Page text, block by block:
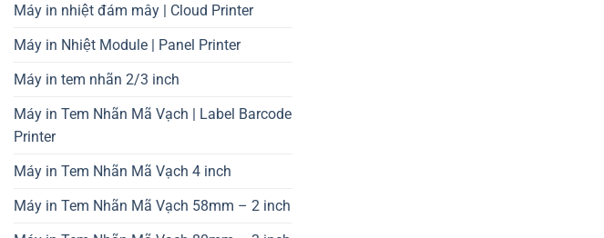
Máy in nhiệt đám mây | Cloud Printer
Máy in Nhiệt Module | Panel Printer
Máy in tem nhãn 2/3 inch
Máy in Tem Nhãn Mã Vạch | Label Barcode
Printer
Máy in Tem Nhãn Mã Vạch 4 inch
Máy in Tem Nhãn Mã Vạch 58mm – 2 inch